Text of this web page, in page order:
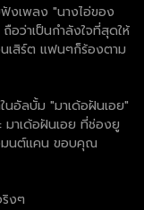
งเพลง "นางไอ่ของ
ว่าเป็นกำลังใจที่สุดให้
เสิร์ต แฟนๆก็ร้องตาม
นอัลบั้ม "มาเด้อฝันเอย"
มาเด้อฝันเอย ที่ช่องยู
มนต์แคน ขอบคุณ
งๆ